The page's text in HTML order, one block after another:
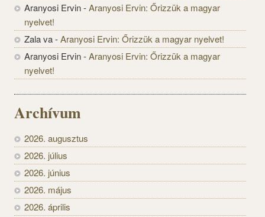
Aranyosi Ervin-Aranyosi Ervin: Őrizzük a magyar
nyelvet!
Zala va-Aranyosi Ervin: Őrizzük a magyar nyelvet!
Aranyosi Ervin-Aranyosi Ervin: Őrizzük a magyar
nyelvet!
Archívum
2026. augusztus
2026. július
2026. június
2026. május
2026. április